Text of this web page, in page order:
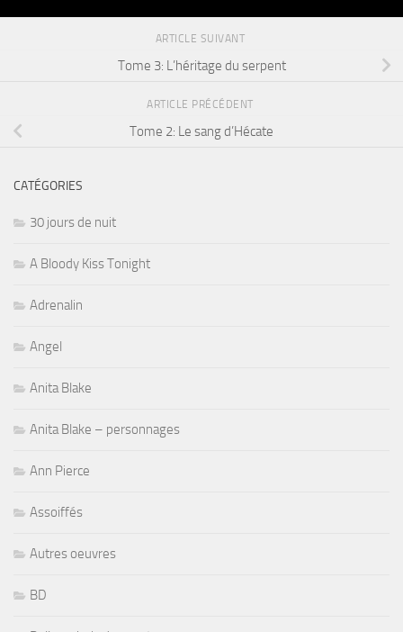
ARTICLE SUIVANT
Tome 3: L’héritage du serpent
ARTICLE PRÉCÉDENT
Tome 2: Le sang d’Hécate
CATÉGORIES
30 jours de nuit
A Bloody Kiss Tonight
Adrenalin
Angel
Anita Blake
Anita Blake – personnages
Ann Pierce
Assoiffés
Autres oeuvres
BD